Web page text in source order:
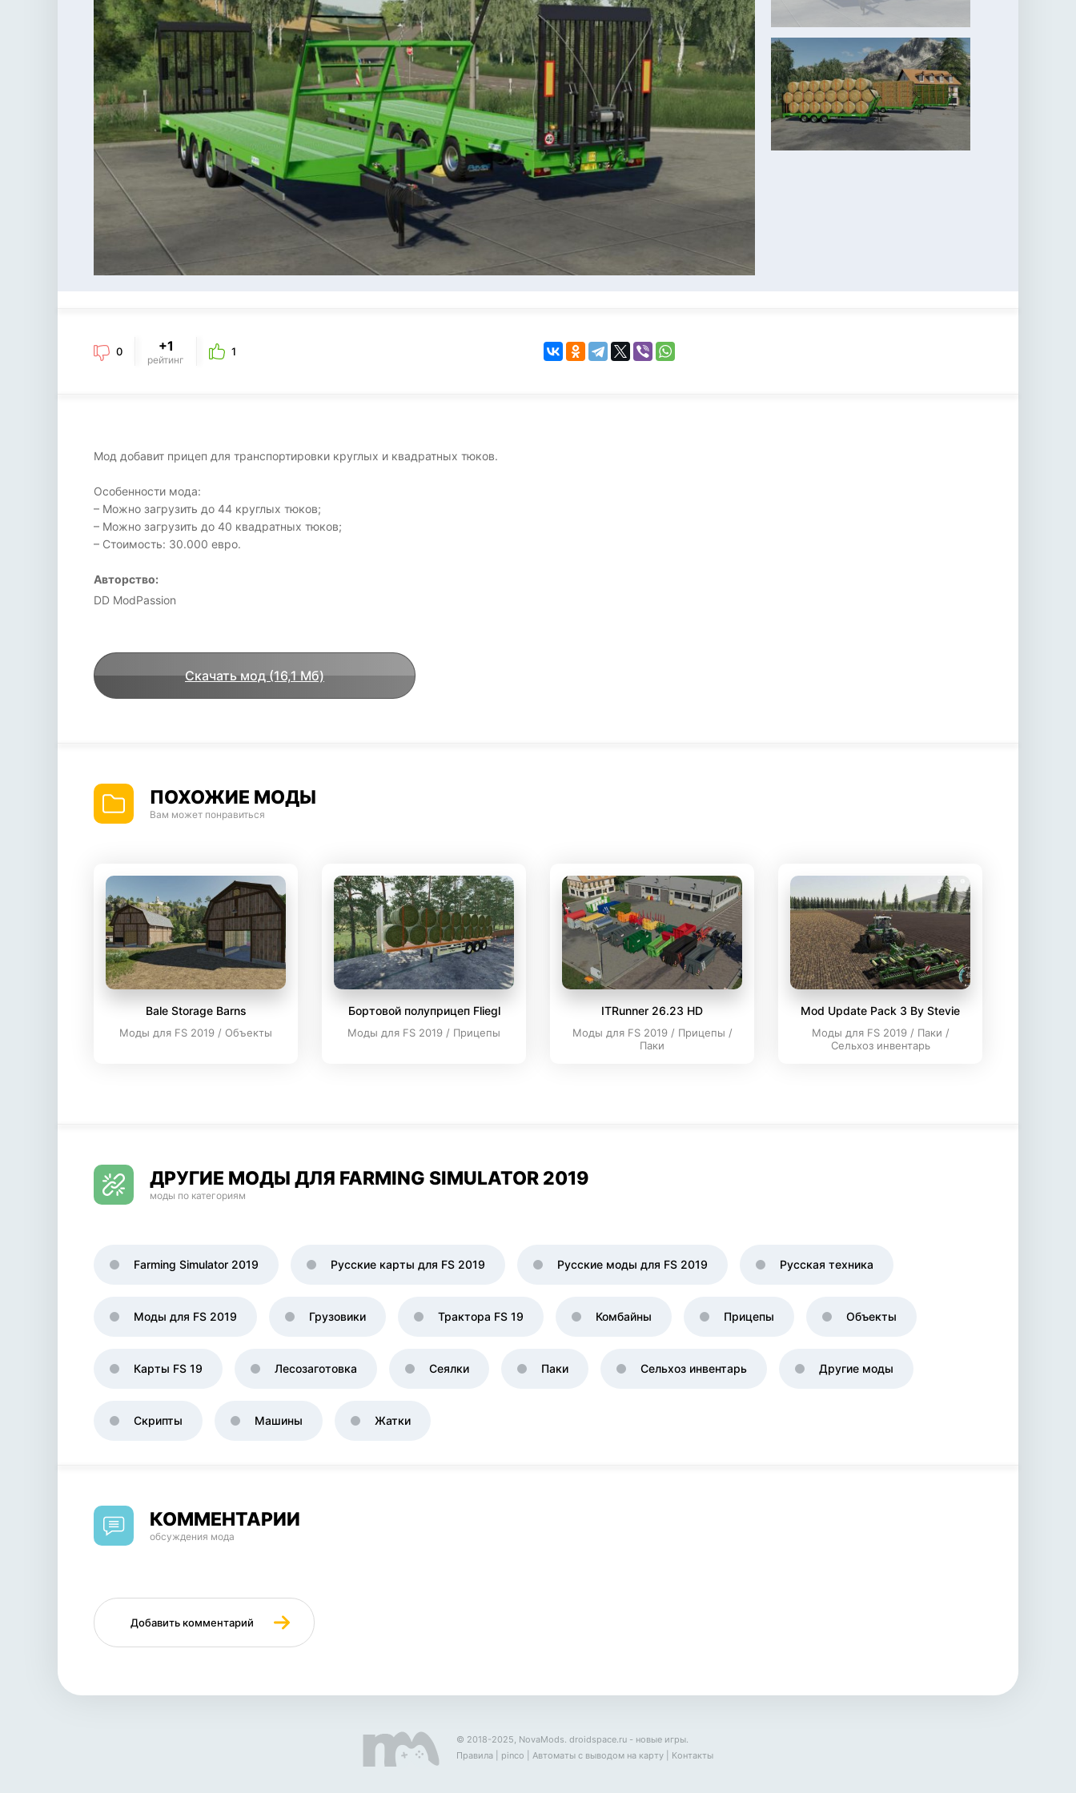
KINGDOM COME:
DELIVERANCE
бродилка
KENSHI
экшн
0 +1
рейтинг
1
Мод добавит прицеп для транспортировки круглых и квадратных тюков.
Особенности мода:
– Можно загрузить до 44 круглых тюков;
– Можно загрузить до 40 квадратных тюков;
– Стоимость: 30.000 евро.
Авторство:
DD ModPassion
Скачать мод (16,1 Мб)
ПОХОЖИЕ МОДЫ
Вам может понравиться
Bale Storage Barns
Моды для FS 2019 / Объекты
Бортовой полуприцеп Fliegl
Моды для FS 2019 / Прицепы
ITRunner 26.23 HD
Моды для FS 2019 / Прицепы /
Паки
Mod Update Pack 3 By Stevie
Моды для FS 2019 / Паки /
Сельхоз инвентарь
ДРУГИЕ МОДЫ ДЛЯ FARMING SIMULATOR 2019
моды по категориям
Farming Simulator 2019 Русские карты для FS 2019 Русские моды для FS 2019 Русская техника
Моды для FS 2019 Грузовики Трактора FS 19 Комбайны Прицепы Объекты
Карты FS 19 Лесозаготовка Сеялки Паки Сельхоз инвентарь Другие моды
Скрипты Машины Жатки
КОММЕНТАРИИ
обсуждения мода
Добавить комментарий
© 2018-2025, NovaMods. droidspace.ru - новые игры.
Правила
pinco Автоматы с выводом на карту Контакты